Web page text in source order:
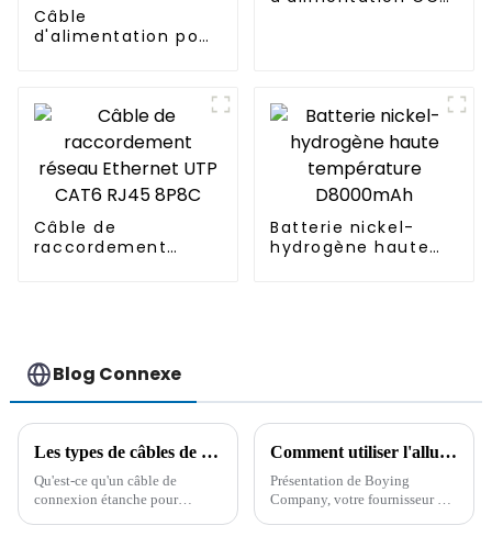
Câble
d'alimentation pour
5557 6 broches vers
connecteur mâle
5557 8 broches
Câble de
raccordement
Batterie nickel-
hydrogène haute
Blog Connexe
Les types de câbles de connexion étanches pour produits d'éclairage et leur application
Qu'est-ce qu'un câble de
connexion étanche pour
Comment utiliser l'allume-cigare de la voiture ?
Présentation de Boying
Company, votre fournisseur de